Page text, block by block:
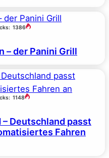
1386
– der Panini Grill
1148
Deutschland passt
Fahren